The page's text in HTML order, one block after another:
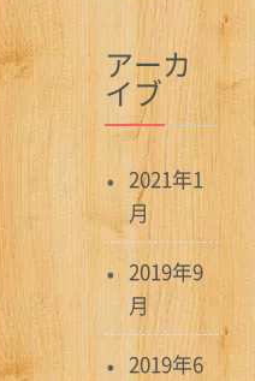
アーカ
イブ
2021年1
月
2019年9
月
2019年6